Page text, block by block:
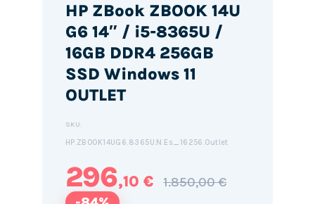
HP ZBook ZBOOK 14U
G6 14″ / i5-8365U /
16GB DDR4 256GB
SSD Windows 11
OUTLET
SKU:
HP.ZBOOK14UG6.8365U.N.Es_16256.Outlet
296,10 € 1.850,00 €